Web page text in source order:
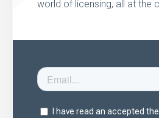
world of licensing, all at the